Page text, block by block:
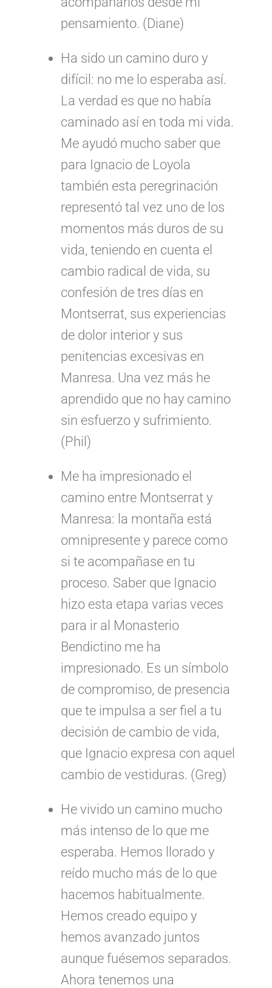
pensamiento. (Diane)
Ha sido un camino duro y
difícil: no me lo esperaba así.
La verdad es que no había
caminado así en toda mi vida.
Me ayudó mucho saber que
para Ignacio de Loyola
también esta peregrinación
representó tal vez uno de los
momentos más duros de su
vida, teniendo en cuenta el
cambio radical de vida, su
confesión de tres días en
Montserrat, sus experiencias
de dolor interior y sus
penitencias excesivas en
Manresa. Una vez más he
aprendido que no hay camino
sin esfuerzo y sufrimiento.
(Phil)
Me ha impresionado el
camino entre Montserrat y
Manresa: la montaña está
omnipresente y parece como
si te acompañase en tu
proceso. Saber que Ignacio
hizo esta etapa varias veces
para ir al Monasterio
Bendictino me ha
impresionado. Es un símbolo
de compromiso, de presencia
que te impulsa a ser fiel a tu
decisión de cambio de vida,
que Ignacio expresa con aquel
cambio de vestiduras. (Greg)
He vivido un camino mucho
más intenso de lo que me
esperaba. Hemos llorado y
reído mucho más de lo que
hacemos habitualmente.
Hemos creado equipo y
hemos avanzado juntos
aunque fuésemos separados.
Ahora tenemos una